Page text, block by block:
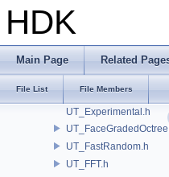
HDK
Main Page Related
File List File Members
UT_ErrorLog.h
UT_ErrorUtil.h
UT_Exit.h
UT_ExpandArray.h
UT_Experimental.h
UT_FastRandom.h
UT_FFT.h